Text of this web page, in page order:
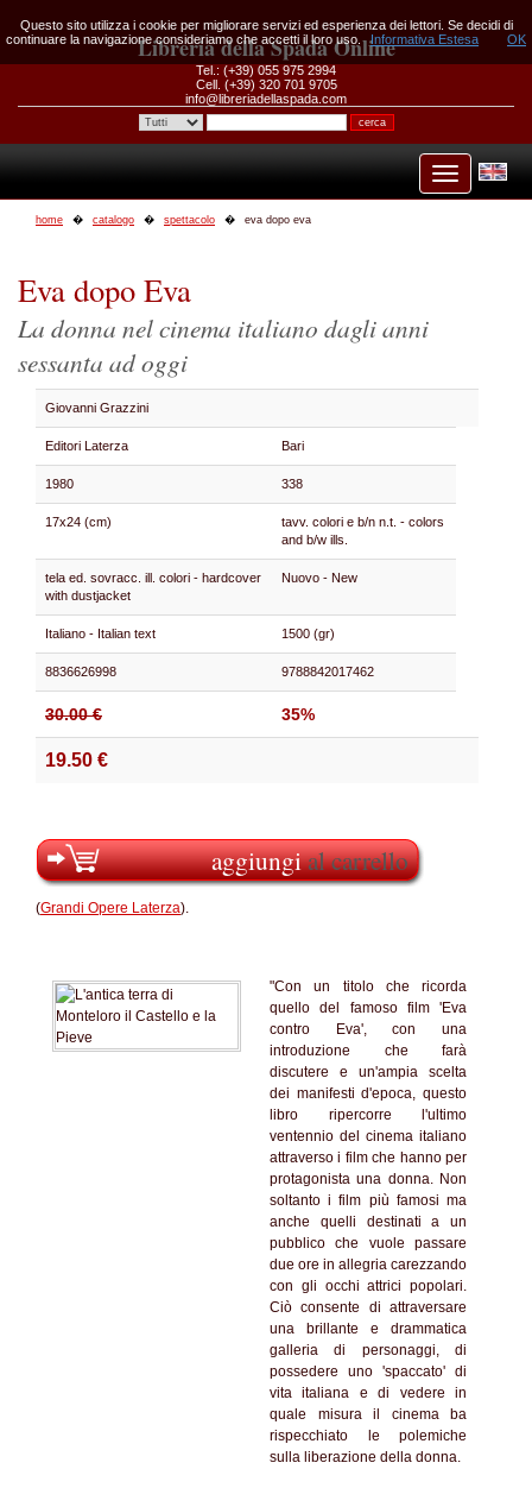
Libreria della Spada Online
Tel.: (+39) 055 975 2994
Cell. (+39) 320 701 9705
info@libreriadellaspada.com
home catalogo spettacolo eva dopo eva
Eva dopo Eva
La donna nel cinema italiano dagli anni
sessanta ad oggi
Giovanni Grazzini
Editori Laterza Bari
1980 338
17x24 (cm)
tavv. colori e b/n n.t. - colors
and b/w ills.
tela ed. sovracc. ill. colori - hardcover
with dustjacket
Nuovo - New
Italiano - Italian text 1500 (gr)
8836626998 9788842017462
30.00 € 35%
19.50 €
aggiungial carrello
(Grandi Opere Laterza).
"Con un titolo che ricorda
quello del famoso film 'Eva
contro Eva', con una
introduzione che farà
discutere e un'ampia scelta
dei manifesti d'epoca, questo
libro ripercorre l'ultimo
ventennio del cinema italiano
attraverso i film che hanno per
protagonista una donna. Non
soltanto i film più famosi ma
anche quelli destinati a un
pubblico che vuole passare
due ore in allegria carezzando
con gli occhi attrici popolari.
Ciò consente di attraversare
una brillante e drammatica
galleria di personaggi, di
possedere uno 'spaccato' di
vita italiana e di vedere in
quale misura il cinema ba
rispecchiato le polemiche
sulla liberazione della donna.
Questo sito utilizza i cookie per migliorare servizi ed esperienza dei lettori. Se decidi di
continuare la navigazione consideriamo che accetti il loro uso.
Informativa Estesa OK